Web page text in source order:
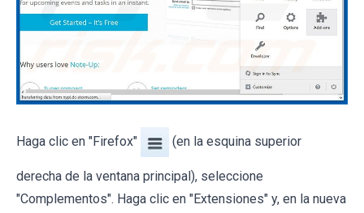
Haga clic en "Firefox" (en la esquina superior
derecha de la ventana principal), seleccione
"Complementos". Haga clic en "Extensiones" y, en la nueva